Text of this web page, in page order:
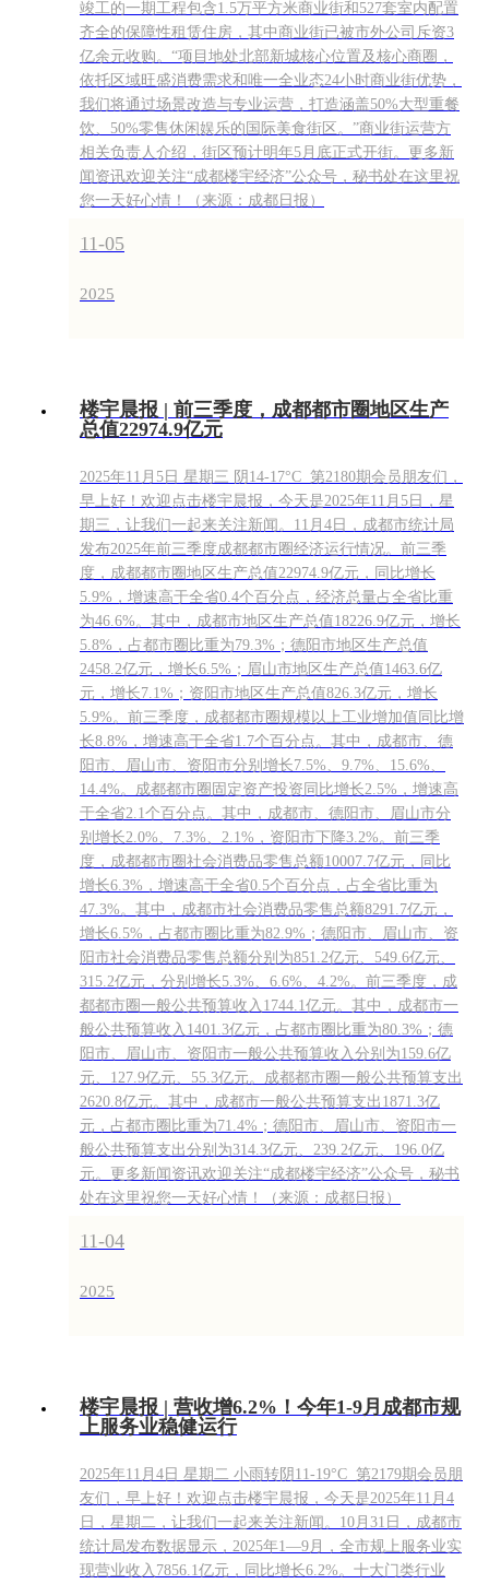
竣工的一期工程包含1.5万平方米商业街和527套室内配置
齐全的保障性租赁住房，其中商业街已被市外公司斥资3
亿余元收购。“项目地处北部新城核心位置及核心商圈，
依托区域旺盛消费需求和唯一全业态24小时商业街优势，
我们将通过场景改造与专业运营，打造涵盖50%大型重餐
饮、50%零售休闲娱乐的国际美食街区。”商业街运营方
相关负责人介绍，街区预计明年5月底正式开街。更多新
闻资讯欢迎关注“成都楼宇经济”公众号，秘书处在这里祝
您一天好心情！（来源：成都日报）
11-05
2025
楼宇晨报 | 前三季度，成都都市圈地区生产
总值22974.9亿元
2025年11月5日 星期三 阴14-17°C 第2180期会员朋友们，
早上好！欢迎点击楼宇晨报，今天是2025年11月5日，星
期三，让我们一起来关注新闻。11月4日，成都市统计局
发布2025年前三季度成都都市圈经济运行情况。前三季
度，成都都市圈地区生产总值22974.9亿元，同比增长
5.9%，增速高于全省0.4个百分点，经济总量占全省比重
为46.6%。其中，成都市地区生产总值18226.9亿元，增长
5.8%，占都市圈比重为79.3%；德阳市地区生产总值
2458.2亿元，增长6.5%；眉山市地区生产总值1463.6亿
元，增长7.1%；资阳市地区生产总值826.3亿元，增长
5.9%。前三季度，成都都市圈规模以上工业增加值同比增
长8.8%，增速高于全省1.7个百分点。其中，成都市、德
阳市、眉山市、资阳市分别增长7.5%、9.7%、15.6%、
14.4%。成都都市圈固定资产投资同比增长2.5%，增速高
于全省2.1个百分点。其中，成都市、德阳市、眉山市分
别增长2.0%、7.3%、2.1%，资阳市下降3.2%。前三季
度，成都都市圈社会消费品零售总额10007.7亿元，同比
增长6.3%，增速高于全省0.5个百分点，占全省比重为
47.3%。其中，成都市社会消费品零售总额8291.7亿元，
增长6.5%，占都市圈比重为82.9%；德阳市、眉山市、资
阳市社会消费品零售总额分别为851.2亿元、549.6亿元、
315.2亿元，分别增长5.3%、6.6%、4.2%。前三季度，成
都都市圈一般公共预算收入1744.1亿元。其中，成都市一
般公共预算收入1401.3亿元，占都市圈比重为80.3%；德
阳市、眉山市、资阳市一般公共预算收入分别为159.6亿
元、127.9亿元、55.3亿元。成都都市圈一般公共预算支出
2620.8亿元。其中，成都市一般公共预算支出1871.3亿
元，占都市圈比重为71.4%；德阳市、眉山市、资阳市一
般公共预算支出分别为314.3亿元、239.2亿元、196.0亿
元。更多新闻资讯欢迎关注“成都楼宇经济”公众号，秘书
处在这里祝您一天好心情！（来源：成都日报）
11-04
2025
楼宇晨报 | 营收增6.2%！今年1-9月成都市规
上服务业稳健运行
2025年11月4日 星期二 小雨转阴11-19°C 第2179期 会员朋
友们，早上好！欢迎点击楼宇晨报，今天是2025年11月4
日，星期二，让我们一起来关注新闻。10月31日，成都市
统计局发布数据显示，2025年1—9月，全市规上服务业实
现营业收入7856.1亿元，同比增长6.2%。十大门类行业